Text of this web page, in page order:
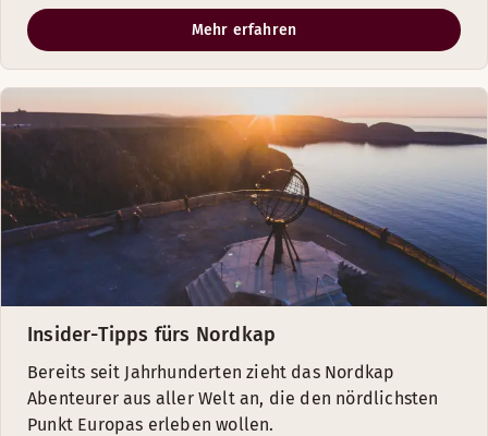
Mehr erfahren
Insider-Tipps fürs Nordkap
Bereits seit Jahrhunderten zieht das Nordkap
Abenteurer aus aller Welt an, die den nördlichsten
Punkt Europas erleben wollen.